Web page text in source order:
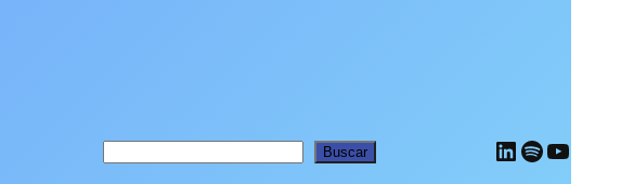
Buscar Buscar LinkedIn
Spotify